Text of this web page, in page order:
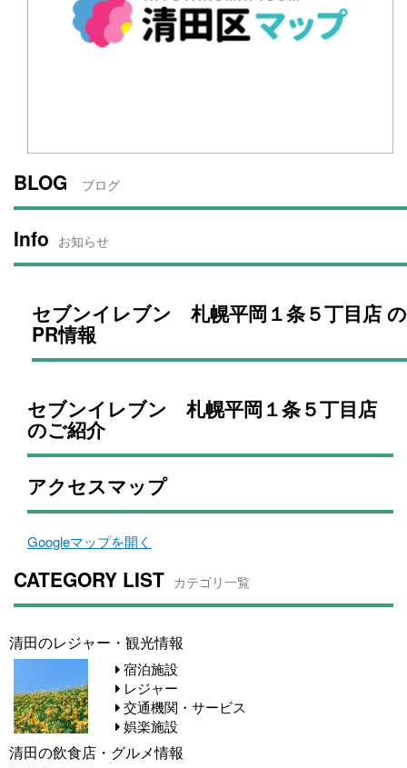
BLOG ブログ
Info お知らせ
セブンイレブン 札幌平岡１条５丁目店 の
PR情報
セブンイレブン 札幌平岡１条５丁目店
のご紹介
アクセスマップ
Googleマップを開く
CATEGORY LIST カテゴリ一覧
清田のレジャー・観光情報
宿泊施設
レジャー
交通機関・サービス
娯楽施設
清田の飲食店・グルメ情報